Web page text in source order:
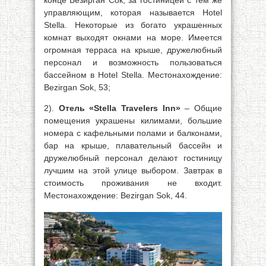
управляющим, которая называется Hotel
Stella. Некоторые из богато украшенных
комнат выходят окнами на море. Имеется
огромная терраса на крыше, дружелюбный
персонал и возможность пользоваться
бассейном в Hotel Stella. Местонахождение:
Bezirgan Sok, 53;
2). Отель «Stella Travelers Inn»– Общие
помещения украшены килимами, большие
номера с кафельными полами и балконами,
бар на крыше, плавательный бассейн и
дружелюбный персонал делают гостиницу
лучшим на этой улице выбором. Завтрак в
стоимость проживания не входит.
Местонахождение: Bezirgan Sok, 44.